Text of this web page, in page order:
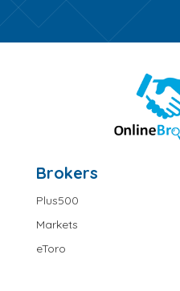
Brokers
Plus500
Markets
eToro